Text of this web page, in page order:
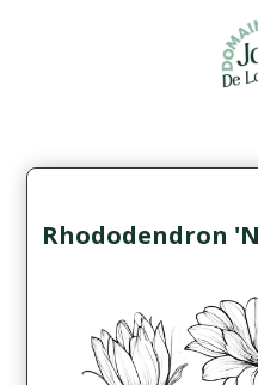
Rhododendron